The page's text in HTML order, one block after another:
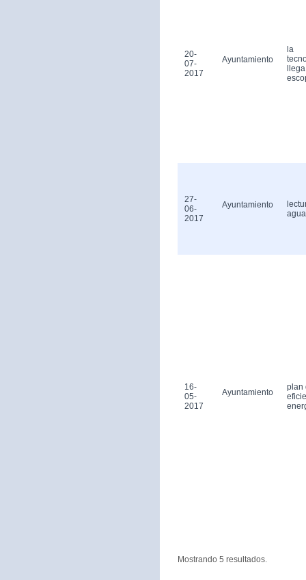
20-
07-
2017
Ayuntamiento
la
27-
06-
2017
Ayuntamiento
16-
05-
2017
Ayuntamiento
plan
Mostrando 5 resultados.